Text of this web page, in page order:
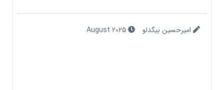
امیرحسین بیگدلو